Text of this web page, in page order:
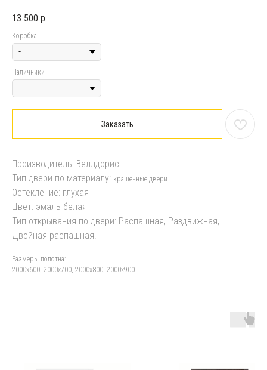
13 500 р.
Коробка
Наличники
Заказать
Производитель: Веллдорис
Тип двери по материалу: крашенные двери
Остекление: глухая
Цвет: эмаль белая
Тип открывания по двери: Распашная, Раздвижная,
Двойная распашная.
Размеры полотна:
2000х600, 2000х700, 2000х800, 2000х900